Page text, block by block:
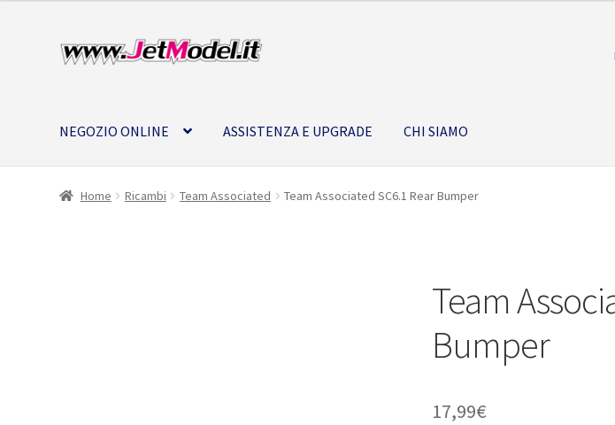
Vai
alla
Vai
al
NEGOZIO ONLINE ASSISTENZA E UPGRADE CHI SIAMO
Home Ricambi Team Associated Team Associated SC6.1 Rear Bumper
Team
Bumper
17,99€